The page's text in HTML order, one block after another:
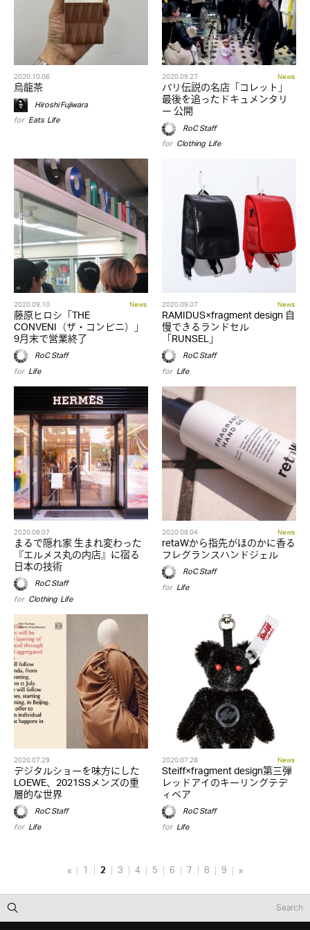
2020.10.06
烏龍茶
Hiroshi Fujiwara
for Eats,Life
2020.09.27 News
パリ伝説の名店「コレット」
最後を追ったドキュメンタリ
ー 公開
RoC Staff
for Clothing,Life
2020.09.10 News
藤原ヒロシ「THE
CONVENI（ザ・コンビニ）」
9月末で営業終了
RoC Staff
for Life
2020.09.07 News
RAMIDUS×fragment design 自
慢できるランドセル
「RUNSEL」
RoC Staff
for Life
2020.08.07
まるで隠れ家 生まれ変わった
『エルメス丸の内店』に宿る
日本の技術
RoC Staff
for Clothing,Life
2020.08.04 News
retaWから指先がほのかに香る
フレグランスハンドジェル
RoC Staff
for Life
2020.07.29
デジタルショーを味方にした
LOEWE、2021SSメンズの重
層的な世界
RoC Staff
for Life
2020.07.28 News
Steiff×fragment design第三弾
レッドアイのキーリングテデ
ィベア
RoC Staff
for Life
« 1 2 3 4 5 6 7 8 9 »